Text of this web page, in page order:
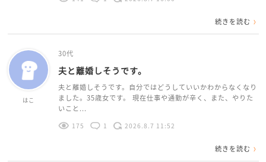
続きを読む
はこ
30代
夫と離婚しそうです。
夫と離婚しそうです。自分ではどうしていいかわからなくなり
ました。35歳女です。 現在仕事や通勤が辛く、また、やりた
いこと...
175 1 2026.8.7 11:52
続きを読む